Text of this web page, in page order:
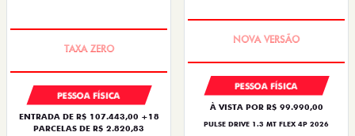
PESSOA FÍSICA
ENTRADA DE R$ 107.443,00 +18
PARCELAS DE R$ 2.820,83
PESSOA FÍSICA
À VISTA POR R$ 99.990,00
PULSE DRIVE 1.3 MT FLEX 4P 2026